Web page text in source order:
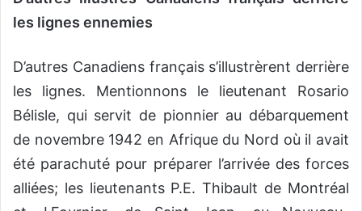
les lignes ennemies
D’autres Canadiens français s’illustrèrent derrière
les lignes. Mentionnons le lieutenant Rosario
Bélisle, qui servit de pionnier au débarquement
de novembre 1942 en Afrique du Nord où il avait
été parachuté pour préparer l’arrivée des forces
alliées; les lieutenants P.E. Thibault de Montréal